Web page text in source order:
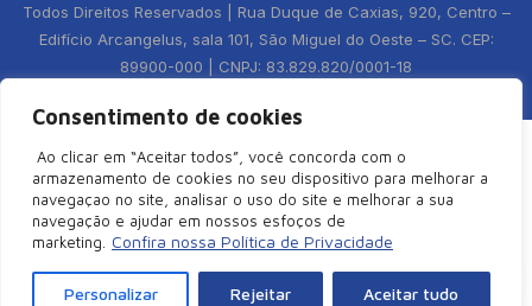
Consentimento de cookies
Ao clicar em “Aceitar todos”, você concorda com o
armazenamento de cookies no seu dispositivo para melhorar a
navegaçao no site, analisar o uso do site e melhorar a sua
navegação e ajudar em nossos esfoços de
marketing.
Confira nossa Política de Privacidade
Personalizar Rejeitar Aceitar tudo
Todos Direitos Reservados | Rua Duque de Caxias, 920, Centro –
Edifício Arcangelus, sala 101, São Miguel do Oeste – SC. CEP:
89900-000 | CNPJ: 83.829.820/0001-18